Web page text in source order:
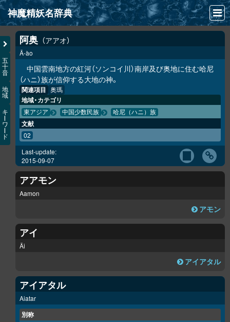
神魔精妖名辞典
NEWS
INFO
文献
検索
凖項目
画像資料便覧
LINK
五
十
音
地
域
キ
ワ
ド
阿奥 アアオ
Ā-ào
中国雲南地方の紅河（ソンコイ川）南岸及び奥地に住む哈尼
（ハニ）族が信仰する大地の神。
関連項目 奥瑪
地域・カテゴリ
東アジア 中国少数民族 哈尼（ハニ）族
文献
02
Last-update:
2015-09-07
アアモン
Aamon
アモン
アイ
Äi
アイアタル
アイアタル
Aiatar
別称